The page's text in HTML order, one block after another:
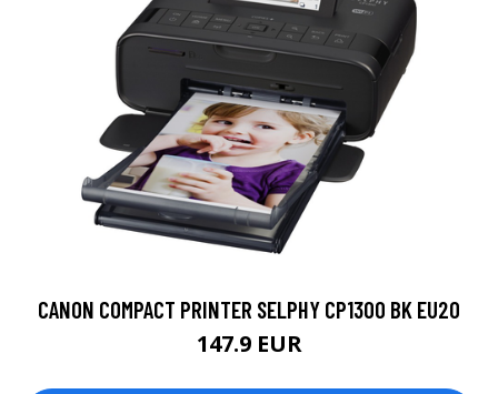
CANON COMPACT PRINTER SELPHY CP1300 BK EU20
147.9 EUR